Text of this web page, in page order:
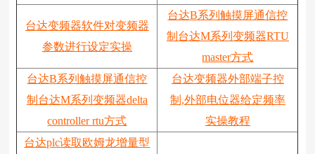
台达变频器软件对变频器
参数进行设定实操
台达B系列触摸屏通信控
制台达M系列变频器RTU
master方式
台达B系列触摸屏通信控
制台达M系列变频器delta
controller rtu方式
台达变频器外部端子控
制,外部电位器给定频率
实操教程
台达plc读取欧姆龙增量型